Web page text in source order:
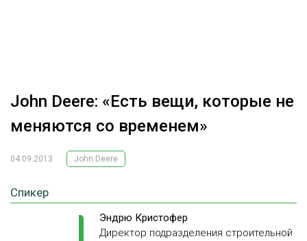
ЛЕСОВОССТАНОВЛЕНИЕ И ЗАЩИТА
КОМПЛЕКСНАЯ ПЕРЕРАБОТКА
ПОДБОРКИ СТАТЕЙ
John Deere: «Есть вещи, которые не
меняются со временем»
04.09.2013 John Deere
Спикер
Эндрю Кристофер
Директор подразделения строительной